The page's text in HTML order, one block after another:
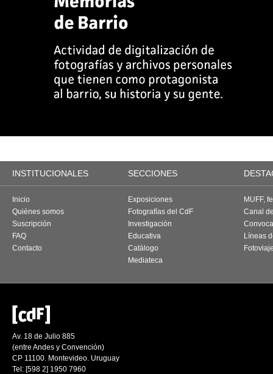
INSTITUCIONALES SECCIONES
Inicio
Quiénes somos
Suscripción
FAQ
Contacto
Exposiciones
Fotografías del CdF
Investigación
Educativa
Catálogo
Mediateca
MUFF,
Canal
Líneas
Av. 18 de Julio 885
(entre Andes y Convención)
CP 11100. Montevideo. Uruguay
Tel: [598 2] 1950 7960